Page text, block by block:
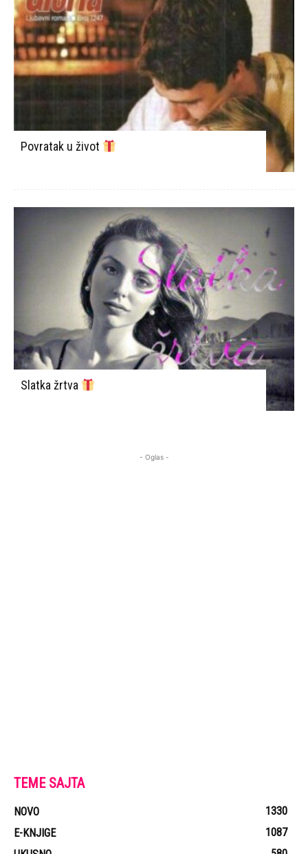
Povratak u život
Slatka žrtva
- Oglas -
TEME SAJTA
NOVO
1330
E-KNJIGE
1087